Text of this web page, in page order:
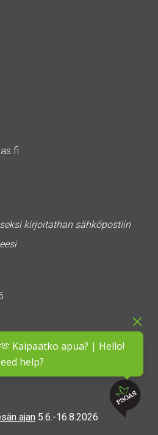
Kaipaatko apua? | Hello!
help?
kirjoitathan sähköpostiin
ajan 5.6.-16.8.2026